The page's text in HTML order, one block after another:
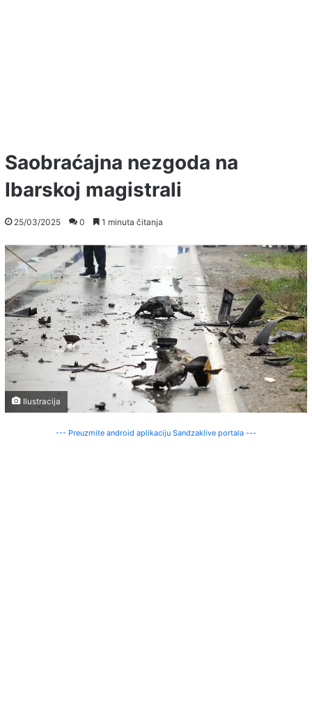
Saobraćajna nezgoda na
Ibarskoj magistrali
25/03/2025 0 1 minuta čitanja
Ilustracija
--- Preuzmite android aplikaciju Sandzaklive portala ---